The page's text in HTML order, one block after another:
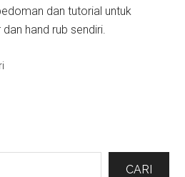
dan tutorial untuk
hand rub sendiri.
CARI